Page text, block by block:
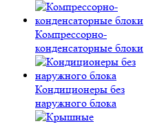
Компрессорно-
конденсаторные блоки
Кондиционеры без
наружного блока